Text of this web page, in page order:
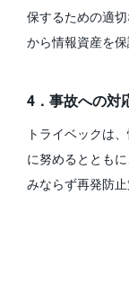
保するための適
から情報資産を保
4．事故への対
トライベックは
に努めるととも
みならず再発防